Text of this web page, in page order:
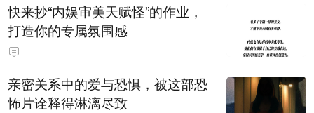
快来抄“内娱审美天赋怪”的作业，
打造你的专属氛围感
亲密关系中的爱与恐惧，被这部恐
怖片诠释得淋漓尽致